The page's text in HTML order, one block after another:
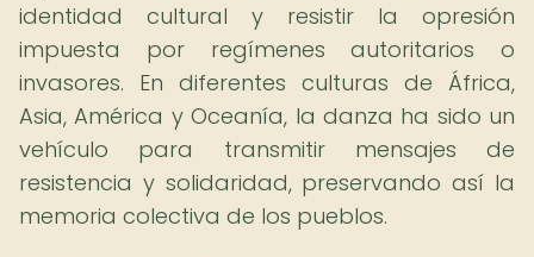
identidad cultural y resistir la opresión
impuesta por regímenes autoritarios o
invasores. En diferentes culturas de África,
Asia, América y Oceanía, la danza ha sido un
vehículo para transmitir mensajes de
resistencia y solidaridad, preservando así la
memoria colectiva de los pueblos.